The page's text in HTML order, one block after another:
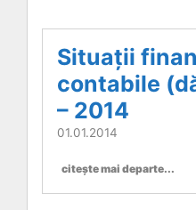
Situații
contabile
– 2014
01.01.2014
citește mai departe...